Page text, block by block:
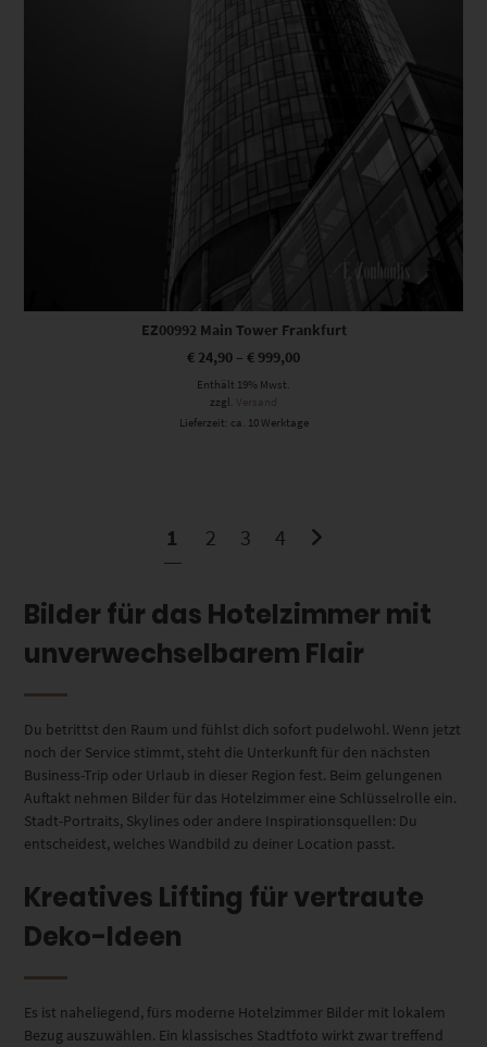
EZ00992 Main Tower Frankfurt
€ 24,90 – € 999,00
Enthält 19% Mwst.
zzgl. Versand
Lieferzeit: ca. 10 Werktage
1 2 3 4
Bilder für das Hotelzimmer mit
unverwechselbarem Flair
Du betrittst den Raum und fühlst dich sofort pudelwohl. Wenn jetzt
noch der Service stimmt, steht die Unterkunft für den nächsten
Business-Trip oder Urlaub in dieser Region fest. Beim gelungenen
Auftakt nehmen Bilder für das Hotelzimmer eine Schlüsselrolle ein.
Stadt-Portraits, Skylines oder andere Inspirationsquellen: Du
entscheidest, welches Wandbild zu deiner Location passt.
Kreatives Lifting für vertraute
Deko-Ideen
Es ist naheliegend, fürs moderne Hotelzimmer Bilder mit lokalem
Bezug auszuwählen. Ein klassisches Stadtfoto wirkt zwar treffend